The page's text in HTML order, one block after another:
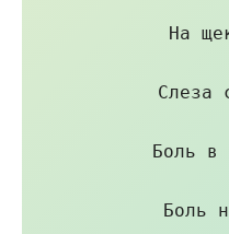
На
Слеза
Боль в
Боль